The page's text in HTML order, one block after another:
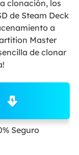
clonación, los
de Steam Deck
a
Master
de clonar
Seguro